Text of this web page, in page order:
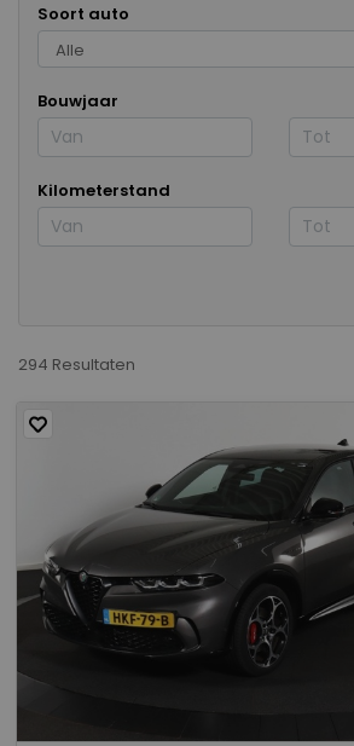
Soort auto
Bouwjaar
Kilometerstand
294 Resultaten